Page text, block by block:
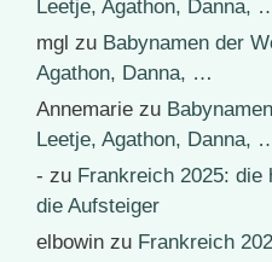
Leetje, Agathon, Danna,
mgl zu Babynamen der
Agathon, Danna, …
Annemarie zu
Leetje, Agathon, Danna,
- zu Frankreich 2025: die
die Aufsteiger
elbowin zu Frankreich